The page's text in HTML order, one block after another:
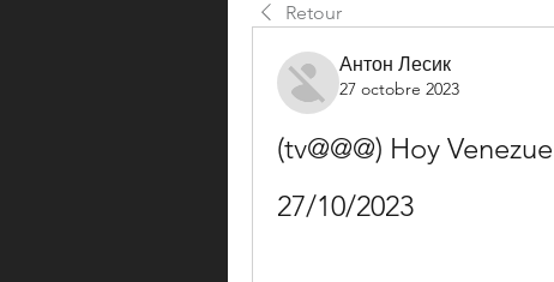
Retour
Антон Лесик
27 octobre 2023
(tv@@@) Hoy
27/10/2023